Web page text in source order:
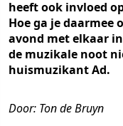
heeft ook invloed
Hoe ga je daarmee
avond met elkaar
de muzikale noot
huismuzikant Ad.
Door: Ton de Bruyn